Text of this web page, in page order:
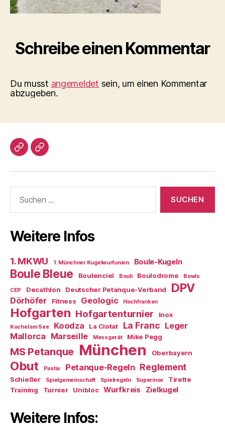
Schreibe einen Kommentar
Du musst angemeldet sein, um einen Kommentar
abzugeben.
Impressum/DatSchutz
Beliebte
nach:
Weitere Infos
1. MKWU 1. Münchner Kugelwurfunion Boule-Kugeln
Boule Bleue Boulenciel Bouli Boulodrome Bowls
CEP Decathlon Deutscher Petanque-Verband DPV
Dörhöfer Fitness Geologic Hochfranken
Hofgarten Hofgartenturnier Inox
Kochel am See Koodza La Ciotat La Franc Leger
Mallorca Marseille Messgerät Mike Pegg
MS Petanque München Oberbayern
Obut Pastis Petanque-Regeln Reglement
Schießer Spielgemeinschaft Spielregeln Superinox
Tirette
Training
Turnier Unibloc Wurfkreis Zielkugel
Weitere Infos: